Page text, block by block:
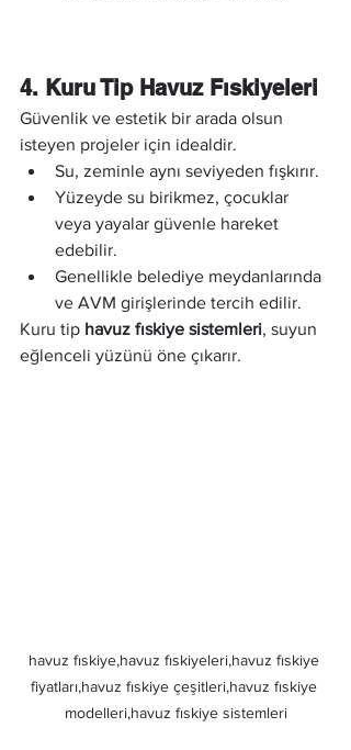
4. Kuru Tip Havuz Fıskiyeleri
Güvenlik ve estetik bir arada olsun
isteyen projeler için idealdir.
Su, zeminle aynı seviyeden fışkırır.
Yüzeyde su birikmez, çocuklar
veya yayalar güvenle hareket
edebilir.
Genellikle belediye meydanlarında
ve AVM girişlerinde tercih edilir.
Kuru tip havuz fıskiye sistemleri, suyun
eğlenceli yüzünü öne çıkarır.
havuz fıskiye,havuz fıskiyeleri,havuz fıskiye
fiyatları,havuz fıskiye çeşitleri,havuz fıskiye
modelleri,havuz fıskiye sistemleri